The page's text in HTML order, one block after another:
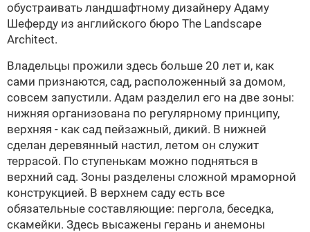
обустраивать ландшафтному дизайнеру Адаму
Шеферду из английского бюро The Landscape
Architect.
Владельцы прожили здесь больше 20 лет и, как
сами признаются, сад, расположенный за домом,
совсем запустили. Адам разделил его на две зоны:
нижняя организована по регулярному принципу,
верхняя - как сад пейзажный, дикий. В нижней
сделан деревянный настил, летом он служит
террасой. По ступенькам можно подняться в
верхний сад. Зоны разделены сложной мраморной
конструкцией. В верхнем саду есть все
обязательные составляющие: пергола, беседка,
скамейки. Здесь высажены герань и анемоны